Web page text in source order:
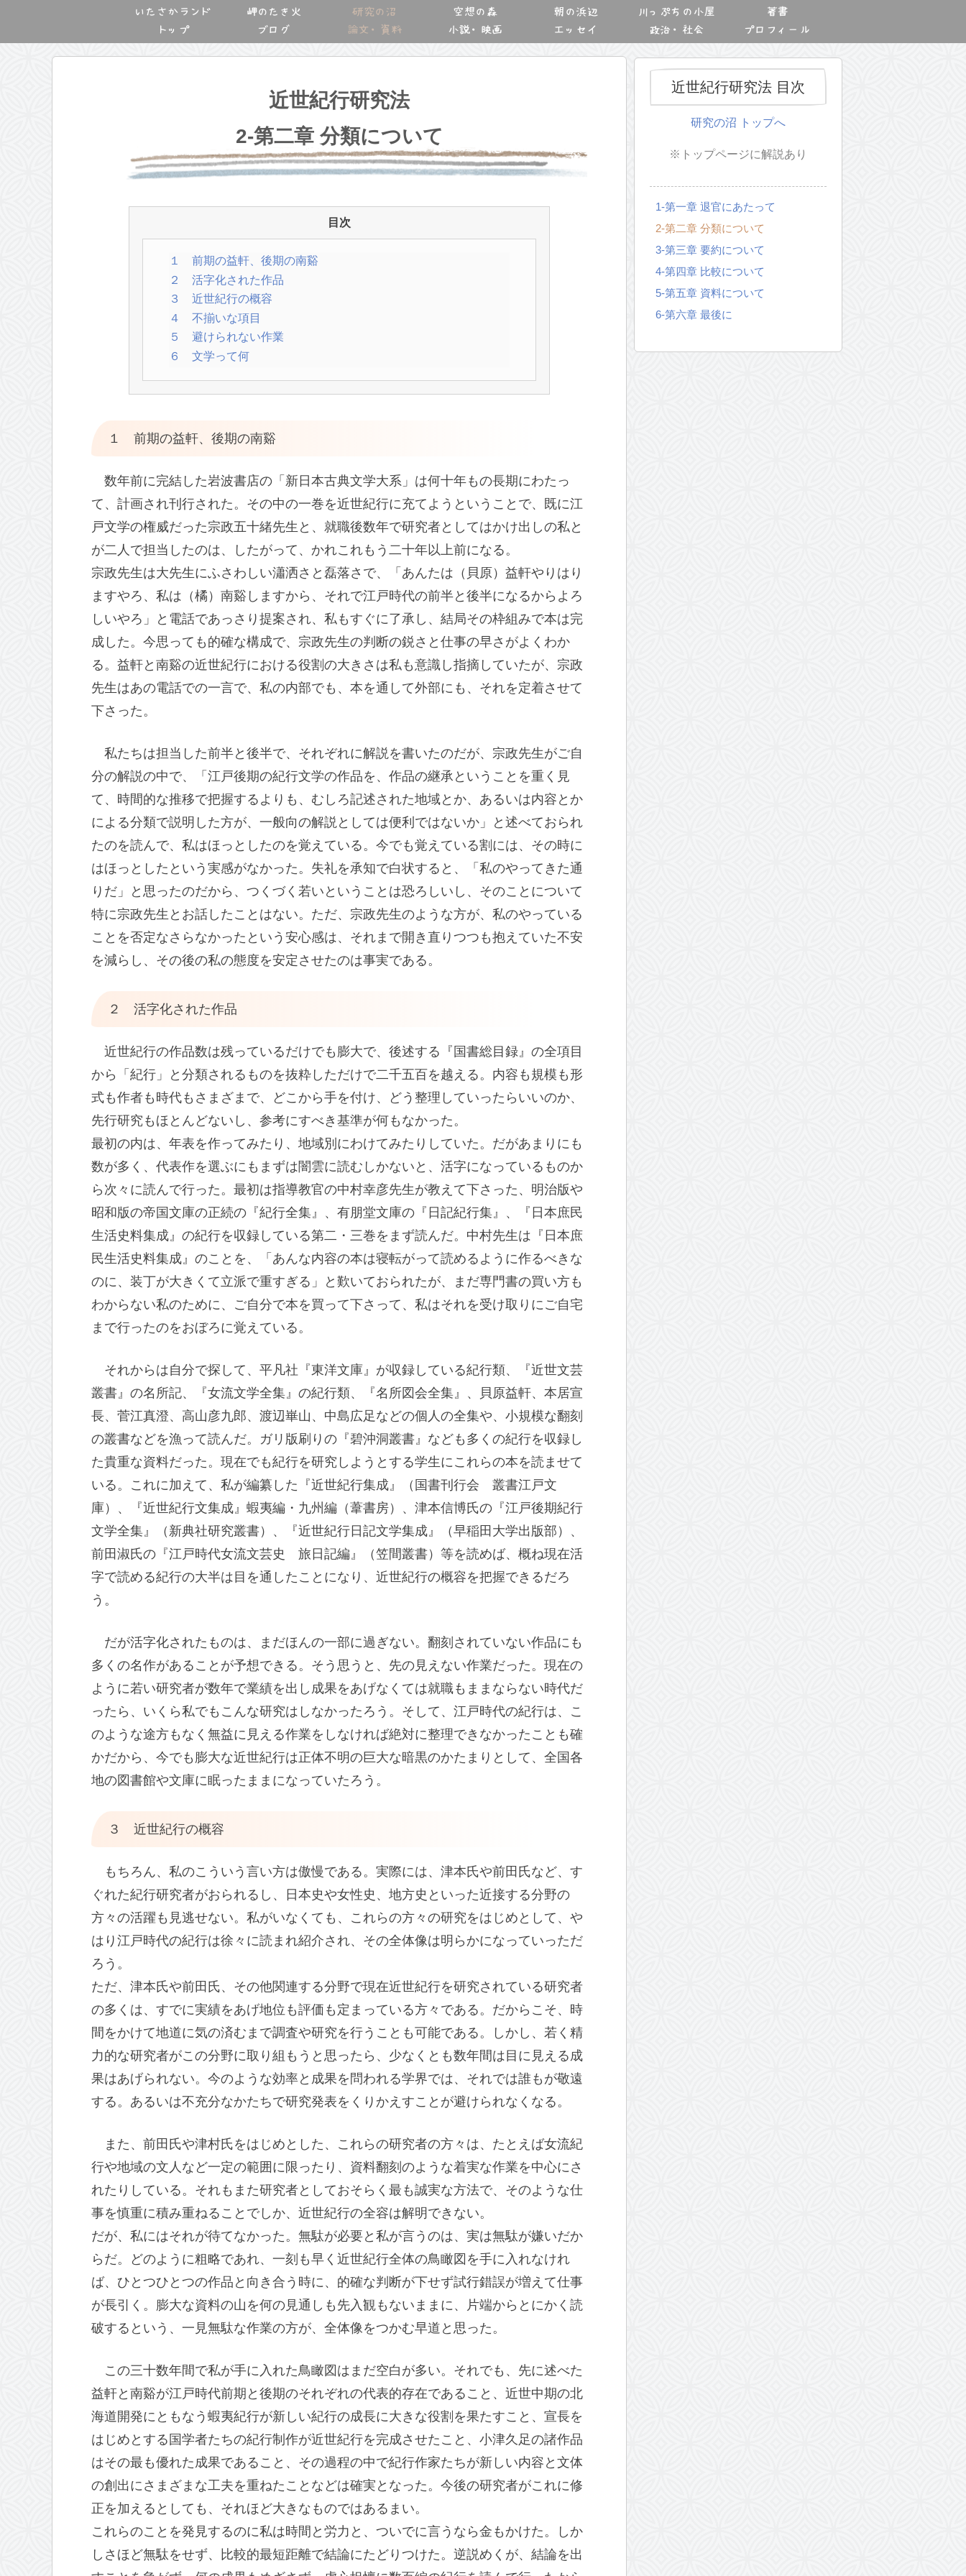
いたさかランド
トップ
岬のたき火
ブログ
研究の沼
論文・資料
空想の森
小説・映画
朝の浜辺
エッセイ
川っぷちの小屋
政治・社会
著書
プロフィール
近世紀行研究法
2-第二章 分類について
目次
１ 前期の益軒、後期の南谿
２ 活字化された作品
３ 近世紀行の概容
４ 不揃いな項目
５ 避けられない作業
６ 文学って何
１ 前期の益軒、後期の南谿
数年前に完結した岩波書店の「新日本古典文学大系」は何十年もの長期にわたっ
て、計画され刊行された。その中の一巻を近世紀行に充てようということで、既に江
戸文学の権威だった宗政五十緒先生と、就職後数年で研究者としてはかけ出しの私と
が二人で担当したのは、したがって、かれこれもう二十年以上前になる。
宗政先生は大先生にふさわしい瀟洒さと磊落さで、「あんたは（貝原）益軒やりはり
ますやろ、私は（橘）南谿しますから、それで江戸時代の前半と後半になるからよろ
しいやろ」と電話であっさり提案され、私もすぐに了承し、結局その枠組みで本は完
成した。今思っても的確な構成で、宗政先生の判断の鋭さと仕事の早さがよくわか
る。益軒と南谿の近世紀行における役割の大きさは私も意識し指摘していたが、宗政
先生はあの電話での一言で、私の内部でも、本を通して外部にも、それを定着させて
下さった。
私たちは担当した前半と後半で、それぞれに解説を書いたのだが、宗政先生がご自
分の解説の中で、「江戸後期の紀行文学の作品を、作品の継承ということを重く見
て、時間的な推移で把握するよりも、むしろ記述された地域とか、あるいは内容とか
による分類で説明した方が、一般向の解説としては便利ではないか」と述べておられ
たのを読んで、私はほっとしたのを覚えている。今でも覚えている割には、その時に
はほっとしたという実感がなかった。失礼を承知で白状すると、「私のやってきた通
りだ」と思ったのだから、つくづく若いということは恐ろしいし、そのことについて
特に宗政先生とお話したことはない。ただ、宗政先生のような方が、私のやっている
ことを否定なさらなかったという安心感は、それまで開き直りつつも抱えていた不安
を減らし、その後の私の態度を安定させたのは事実である。
２ 活字化された作品
近世紀行の作品数は残っているだけでも膨大で、後述する『国書総目録』の全項目
から「紀行」と分類されるものを抜粋しただけで二千五百を越える。内容も規模も形
式も作者も時代もさまざまで、どこから手を付け、どう整理していったらいいのか、
先行研究もほとんどないし、参考にすべき基準が何もなかった。
最初の内は、年表を作ってみたり、地域別にわけてみたりしていた。だがあまりにも
数が多く、代表作を選ぶにもまずは闇雲に読むしかないと、活字になっているものか
ら次々に読んで行った。最初は指導教官の中村幸彦先生が教えて下さった、明治版や
昭和版の帝国文庫の正続の『紀行全集』、有朋堂文庫の『日記紀行集』、『日本庶民
生活史料集成』の紀行を収録している第二・三巻をまず読んだ。中村先生は『日本庶
民生活史料集成』のことを、「あんな内容の本は寝転がって読めるように作るべきな
のに、装丁が大きくて立派で重すぎる」と歎いておられたが、まだ専門書の買い方も
わからない私のために、ご自分で本を買って下さって、私はそれを受け取りにご自宅
まで行ったのをおぼろに覚えている。
それからは自分で探して、平凡社『東洋文庫』が収録している紀行類、『近世文芸
叢書』の名所記、『女流文学全集』の紀行類、『名所図会全集』、貝原益軒、本居宣
長、菅江真澄、高山彦九郎、渡辺崋山、中島広足などの個人の全集や、小規模な翻刻
の叢書などを漁って読んだ。ガリ版刷りの『碧沖洞叢書』なども多くの紀行を収録し
た貴重な資料だった。現在でも紀行を研究しようとする学生にこれらの本を読ませて
いる。これに加えて、私が編纂した『近世紀行集成』（国書刊行会 叢書江戸文
庫）、『近世紀行文集成』蝦夷編・九州編（葦書房）、津本信博氏の『江戸後期紀行
文学全集』（新典社研究叢書）、『近世紀行日記文学集成』（早稲田大学出版部）、
前田淑氏の『江戸時代女流文芸史 旅日記編』（笠間叢書）等を読めば、概ね現在活
字で読める紀行の大半は目を通したことになり、近世紀行の概容を把握できるだろ
う。
だが活字化されたものは、まだほんの一部に過ぎない。翻刻されていない作品にも
多くの名作があることが予想できる。そう思うと、先の見えない作業だった。現在の
ように若い研究者が数年で業績を出し成果をあげなくては就職もままならない時代だ
ったら、いくら私でもこんな研究はしなかったろう。そして、江戸時代の紀行は、こ
のような途方もなく無益に見える作業をしなければ絶対に整理できなかったことも確
かだから、今でも膨大な近世紀行は正体不明の巨大な暗黒のかたまりとして、全国各
地の図書館や文庫に眠ったままになっていたろう。
３ 近世紀行の概容
もちろん、私のこういう言い方は傲慢である。実際には、津本氏や前田氏など、す
ぐれた紀行研究者がおられるし、日本史や女性史、地方史といった近接する分野の
方々の活躍も見逃せない。私がいなくても、これらの方々の研究をはじめとして、や
はり江戸時代の紀行は徐々に読まれ紹介され、その全体像は明らかになっていっただ
ろう。
ただ、津本氏や前田氏、その他関連する分野で現在近世紀行を研究されている研究者
の多くは、すでに実績をあげ地位も評価も定まっている方々である。だからこそ、時
間をかけて地道に気の済むまで調査や研究を行うことも可能である。しかし、若く精
力的な研究者がこの分野に取り組もうと思ったら、少なくとも数年間は目に見える成
果はあげられない。今のような効率と成果を問われる学界では、それでは誰もが敬遠
する。あるいは不充分なかたちで研究発表をくりかえすことが避けられなくなる。
また、前田氏や津村氏をはじめとした、これらの研究者の方々は、たとえば女流紀
行や地域の文人など一定の範囲に限ったり、資料翻刻のような着実な作業を中心にさ
れたりしている。それもまた研究者としておそらく最も誠実な方法で、そのような仕
事を慎重に積み重ねることでしか、近世紀行の全容は解明できない。
だが、私にはそれが待てなかった。無駄が必要と私が言うのは、実は無駄が嫌いだか
らだ。どのように粗略であれ、一刻も早く近世紀行全体の鳥瞰図を手に入れなけれ
ば、ひとつひとつの作品と向き合う時に、的確な判断が下せず試行錯誤が増えて仕事
が長引く。膨大な資料の山を何の見通しも先入観もないままに、片端からとにかく読
破するという、一見無駄な作業の方が、全体像をつかむ早道と思った。
この三十数年間で私が手に入れた鳥瞰図はまだ空白が多い。それでも、先に述べた
益軒と南谿が江戸時代前期と後期のそれぞれの代表的存在であること、近世中期の北
海道開発にともなう蝦夷紀行が新しい紀行の成長に大きな役割を果たすこと、宣長を
はじめとする国学者たちの紀行制作が近世紀行を完成させたこと、小津久足の諸作品
はその最も優れた成果であること、その過程の中で紀行作家たちが新しい内容と文体
の創出にさまざまな工夫を重ねたことなどは確実となった。今後の研究者がこれに修
正を加えるとしても、それほど大きなものではあるまい。
これらのことを発見するのに私は時間と労力と、ついでに言うなら金もかけた。しか
しさほど無駄をせず、比較的最短距離で結論にたどりつけた。逆説めくが、結論を出
近世紀行研究法 目次
研究の沼 トップへ
※トップページに解説あり
1-第一章 退官にあたって
2-第二章 分類について
3-第三章 要約について
4-第四章 比較について
5-第五章 資料について
6-第六章 最後に